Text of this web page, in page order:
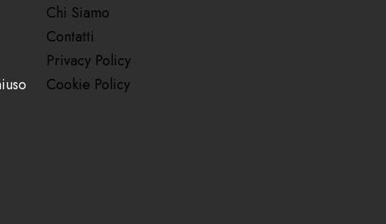
Chi Siamo
Contatti
Privacy Policy
Cookie Policy